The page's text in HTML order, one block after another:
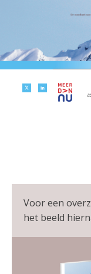
Voor een
het beeld